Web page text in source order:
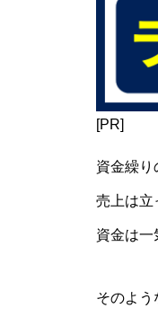
[PR]
資金繰り
売上は立
資金は一
そのよう